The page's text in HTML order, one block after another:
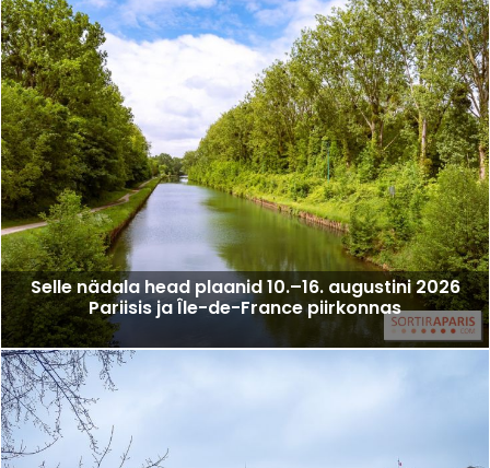
Selle nädala head plaanid 10.–16. augustini 2026
Pariisis ja Île-de-France piirkonnas